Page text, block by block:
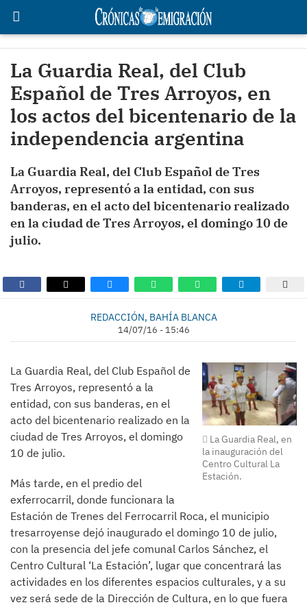
La Guardia Real, del Club
Español de Tres Arroyos, en
los actos del bicentenario de la
independencia argentina
La Guardia Real, del Club Español de Tres
Arroyos, representó a la entidad, con sus
banderas, en el acto del bicentenario realizado
en la ciudad de Tres Arroyos, el domingo 10 de
julio.
REDACCIÓN, BAHÍA BLANCA
14/07/16 - 15:46
La Guardia Real, en
la inauguración del
Centro Cultural La
Estación.
La Guardia Real, del Club Español de
Tres Arroyos, representó a la
entidad, con sus banderas, en el
acto del bicentenario realizado en la
ciudad de Tres Arroyos, el domingo
10 de julio.
Más tarde, en el predio del
exferrocarril, donde funcionara la
Estación de Trenes del Ferrocarril Roca, el municipio
tresarroyense dejó inaugurado el domingo 10 de julio,
con la presencia del jefe comunal Carlos Sánchez, el
Centro Cultural ‘La Estación’, lugar que concentrará las
actividades en los diferentes espacios culturales, y a su
vez será sede de la Dirección de Cultura, en lo que fuera